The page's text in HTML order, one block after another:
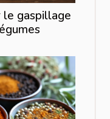
le gaspillage